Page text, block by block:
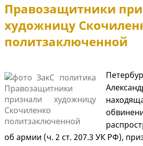
Правозащитники
художницу
политзаключенной
об армии (ч. 2 ст. 207.3 УК РФ),